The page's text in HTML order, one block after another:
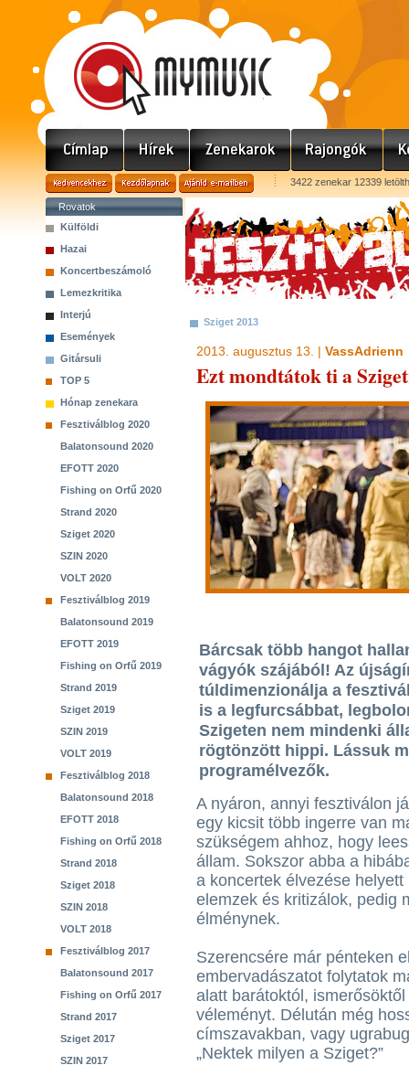
3422 zenekar 12339
Rovatok
Külföldi
Hazai
Koncertbeszámoló
Lemezkritika
Interjú
Események
Gitársuli
TOP 5
Hónap zenekara
Fesztiválblog 2020
Balatonsound 2020
EFOTT 2020
Fishing on Orfű 2020
Strand 2020
Sziget 2020
SZIN 2020
VOLT 2020
Fesztiválblog 2019
Balatonsound 2019
EFOTT 2019
Fishing on Orfű 2019
Strand 2019
Sziget 2019
SZIN 2019
VOLT 2019
Fesztiválblog 2018
Balatonsound 2018
EFOTT 2018
Fishing on Orfű 2018
Strand 2018
Sziget 2018
SZIN 2018
VOLT 2018
Fesztiválblog 2017
Balatonsound 2017
Fishing on Orfű 2017
Strand 2017
Sziget 2017
SZIN 2017
Sziget 2013
2013. augusztus 13. | VassAdrienn
Ezt mondtátok ti a
Bárcsak több hangot
vágyók szájából! Az
túldimenzionálja a
is a legfurcsábbat,
Szigeten nem mindenki
rögtönzött hippi. Lássuk
programélvezők.
A nyáron, annyi fesztiválon
egy kicsit több ingerre van
szükségem ahhoz, hogy
állam. Sokszor abba a
a koncertek élvezése helyett
elemzek és kritizálok, pedig
élménynek.
Szerencsére már pénteken
embervadászatot folytatok
alatt barátoktól,
véleményt. Délután még
címszavakban, vagy
„Nektek milyen a Sziget?”